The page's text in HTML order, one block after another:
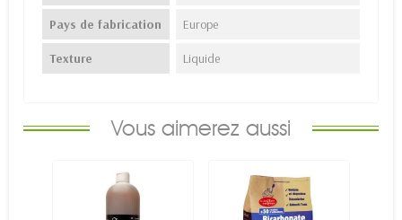
Pays de fabrication Europe
Texture Liquide
Vous aimerez aussi